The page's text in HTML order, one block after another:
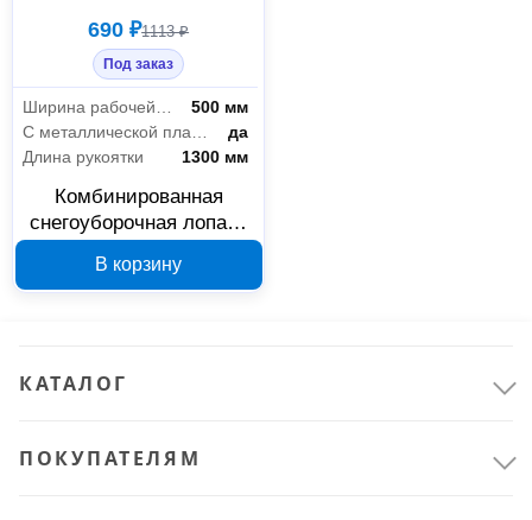
690 ₽1113 ₽
Под заказ
500 мм
да
Длина рукоятки
1300 мм
Комбинированная
снегоуборочная лопата
В корзину
КАТАЛОГ
ПОКУПАТЕЛЯМ